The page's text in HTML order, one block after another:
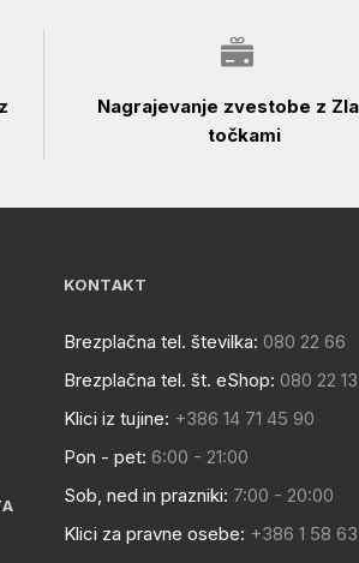
Nagrajevanje zvestobe z
točkami
KONTAKT
Brezplačna tel. številka: 080 22 66
Brezplačna tel. št. eShop: 080 22 13
Klici iz tujine: +386 14 71 45 90
Pon - pet: 6:00 - 21:00
Sob, ned in prazniki: 7:00 - 20:00
Klici za pravne osebe: +386 1 58